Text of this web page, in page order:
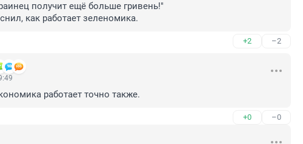
получит ещё больше гривень!"
как работает зеленомика.
+2 –2
работает точно также.
+0 –0